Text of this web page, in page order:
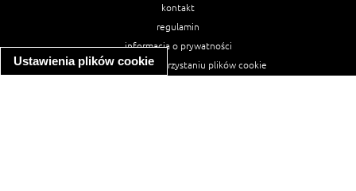
Ustawienia plików cookie
kontakt
regulamin
informacja o prywatności
informacja o wykorzystaniu plików cookie